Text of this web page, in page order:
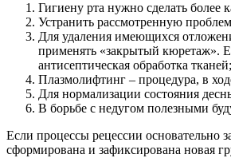
Гигиену рта нужно сделать более
Устранить рассмотренную
Для удаления имеющихся
применять «закрытый кюретаж».
антисептическая обработка тканей;
Плазмолифтинг – процедура, в
Для нормализации состояния
В борьбе с недугом полезными
Если процессы рецессии основательно
сформирована и зафиксирована новая